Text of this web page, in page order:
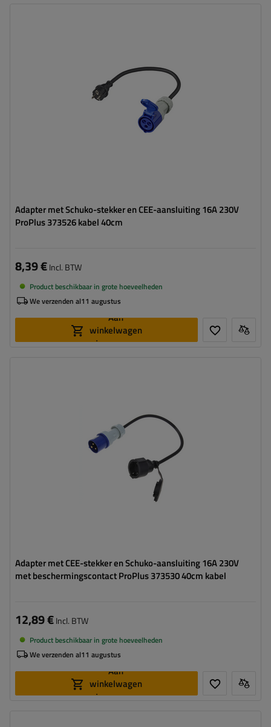
Adapter met Schuko-stekker en CEE-aansluiting 16A 230V
ProPlus 373526 kabel 40cm
8,39 €Incl. BTW
Product beschikbaar in grote hoeveelheden
We verzenden al11 augustus
Aan
winkelwagen
toevoegen
Adapter met CEE-stekker en Schuko-aansluiting 16A 230V
met beschermingscontact ProPlus 373530 40cm kabel
12,89 €Incl. BTW
Product beschikbaar in grote hoeveelheden
We verzenden al11 augustus
Aan
winkelwagen
toevoegen